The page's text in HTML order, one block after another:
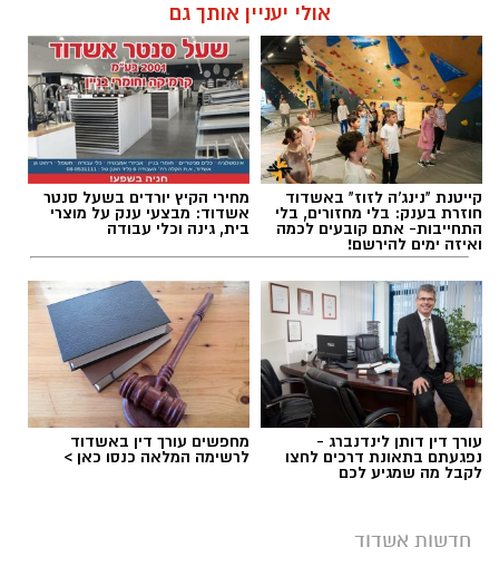
עופר אשטוקר / 21:24 06.08.26
תגים:תאונת דרכים באשדוד
אולי יעניין אותך גם
קייטנת "נינג'ה לזוז" באשדוד
חוזרת בענק: בלי מחזורים, בלי
התחייבות- אתם קובעים לכמה
ואיזה ימים להירשם!
מחירי הקיץ יורדים בשעל סנטר
אשדוד: מבצעי ענק על מוצרי
בית, גינה וכלי עבודה
עורך דין דותן לינדנברג -
נפגעתם בתאונת דרכים לחצו
לקבל מה שמגיע לכם
מחפשים עורך דין באשדוד
לרשימה המלאה כנסו כאן >
חדשות אשדוד